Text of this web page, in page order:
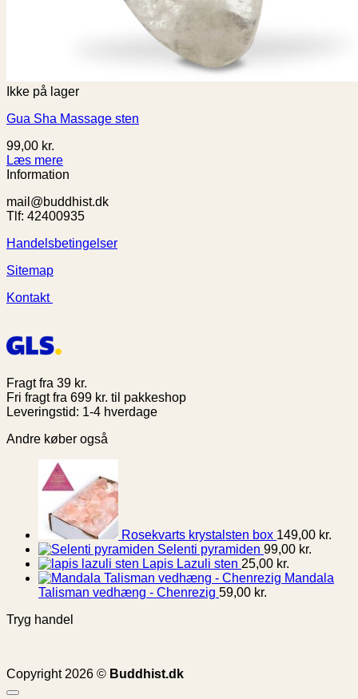
Ikke på lager
Gua Sha Massage sten
99,00 kr.
Læs mere
Information
mail@buddhist.dk
Tlf: 42400935
Handelsbetingelser
Sitemap
Kontakt
Fragt fra 39 kr.
Fri fragt fra 699 kr. til pakkeshop
Leveringstid: 1-4 hverdage
Andre køber også
Rosekvarts krystalsten box 149,00 kr.
Selenti pyramiden 99,00 kr.
Lapis Lazuli sten 25,00 kr.
Mandala
Talisman vedhæng - Chenrezig 59,00 kr.
Tryg handel
Copyright 2026 © Buddhist.dk